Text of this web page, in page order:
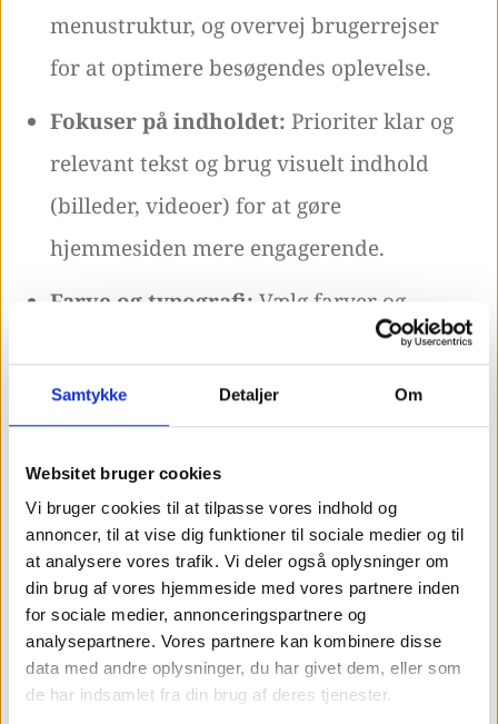
Samtykke Detaljer Om
Websitet bruger cookies
Vi bruger cookies til at tilpasse vores indhold og
annoncer, til at vise dig funktioner til sociale medier og til
at analysere vores trafik. Vi deler også oplysninger om
din brug af vores hjemmeside med vores partnere inden
for sociale medier, annonceringspartnere og
analysepartnere. Vores partnere kan kombinere disse
data med andre oplysninger, du har givet dem, eller som
de har indsamlet fra din brug af deres tjenester.
menustruktur, og overvej brugerrejser
for at optimere besøgendes oplevelse.
Fokuser på indholdet: Prioriter klar og
relevant tekst og brug visuelt indhold
(billeder, videoer) for at gøre
hjemmesiden mere engagerende.
Farve og typografi: Vælg farver og
skrifter, der afspejler din virksomheds
identitet og skaber en behagelig
læseoplevelse.
Hvad er fordelen ved at
optimere sit website?
Optimering af dit website hjælper med at
skabe en mere brugervenlig og behagelig